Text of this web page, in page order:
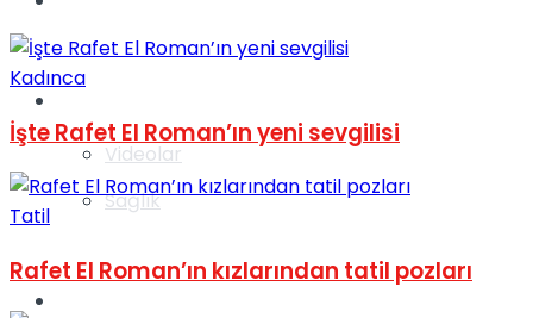
Videolar
Sağlık
Kadınca
İşte Rafet El Roman’ın yeni sevgilisi
Tatil
Rafet El Roman’ın kızlarından tatil pozları